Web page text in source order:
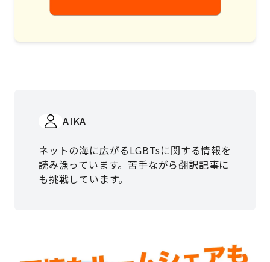
AIKA
ネットの海に広がるLGBTsに関する情報を
読み漁っています。苦手ながら翻訳記事に
も挑戦しています。